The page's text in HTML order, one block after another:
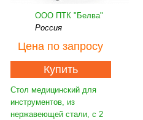
ООО ПТК "Белва"
Россия
Цена по запросу
Купить
Стол медицинский для
инструментов, из
нержавеющей стали, с 2